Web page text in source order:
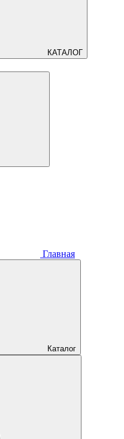
КАТАЛОГ
Главная
Каталог